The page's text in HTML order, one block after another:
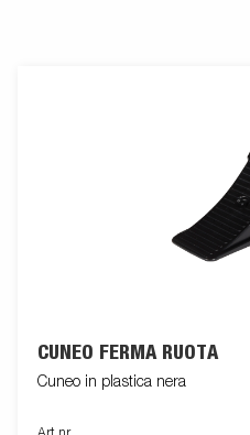
CUNEO FERMA RUOTA
Cuneo in plastica nera